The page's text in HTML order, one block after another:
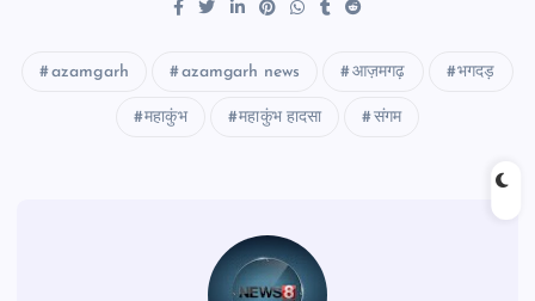
azamgarh azamgarh news आज़मगढ़ भगदड़
महाकुंभ महाकुंभ हादसा संगम